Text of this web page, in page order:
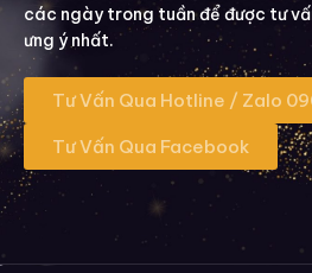
các ngày trong tuần để được tư
ưng ý nhất.
Tư Vấn Qua Hotline / Zalo
Tư Vấn Qua Facebook